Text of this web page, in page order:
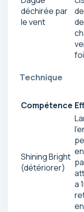
déchirée par
le vent
Technique
Compétence
Shining Bright
(détériorer)
a